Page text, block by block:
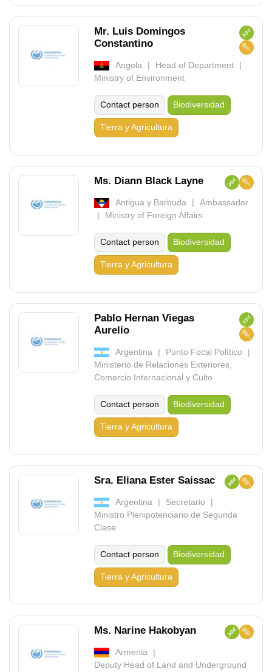
Mr. Luis Domingos
Constantino
Angola
Head of Department
Ministry of Environment
Contact person Biodiversidad
Tierra y Agricultura
Ms. Diann Black Layne
Antigua y Barbuda
Ambassador
Ministry of Foreign Affairs
Contact person Biodiversidad
Tierra y Agricultura
Pablo Hernan Viegas
Aurelio
Argentina
Punto Focal Político
Ministerio de Relaciones Exteriores,
Comercio Internacional y Culto
Contact person Biodiversidad
Tierra y Agricultura
Sra. Eliana Ester Saissac
Argentina
Secretario
Ministro Plenipotenciario de Segunda
Clase
Contact person Biodiversidad
Tierra y Agricultura
Ms. Narine Hakobyan
Armenia
Deputy Head of Land and Underground